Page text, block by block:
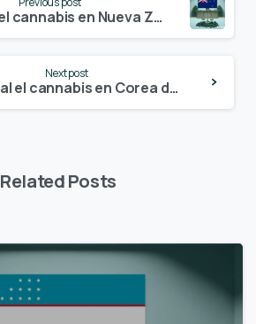
¿Es legal el cannabis en Nueva Zelanda? – Actualización 2024
Next post
¿Es legal el cannabis en Corea del Norte? – Actualización 2024
Related Posts